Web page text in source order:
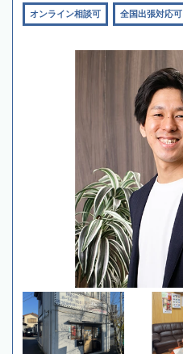
オンライン相談可 全国出張対応可